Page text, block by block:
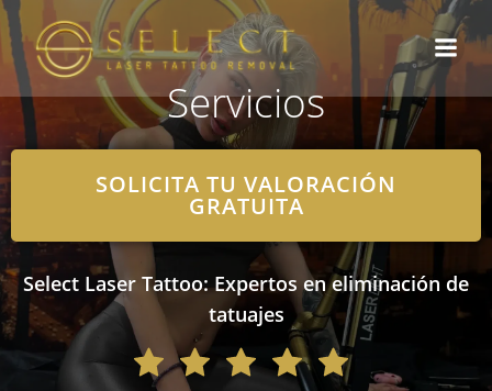
Saltar
al
contenido
Servicios
SOLICITA TU VALORACIÓN
GRATUITA
Select Laser Tattoo: Expertos en eliminación de
tatuajes